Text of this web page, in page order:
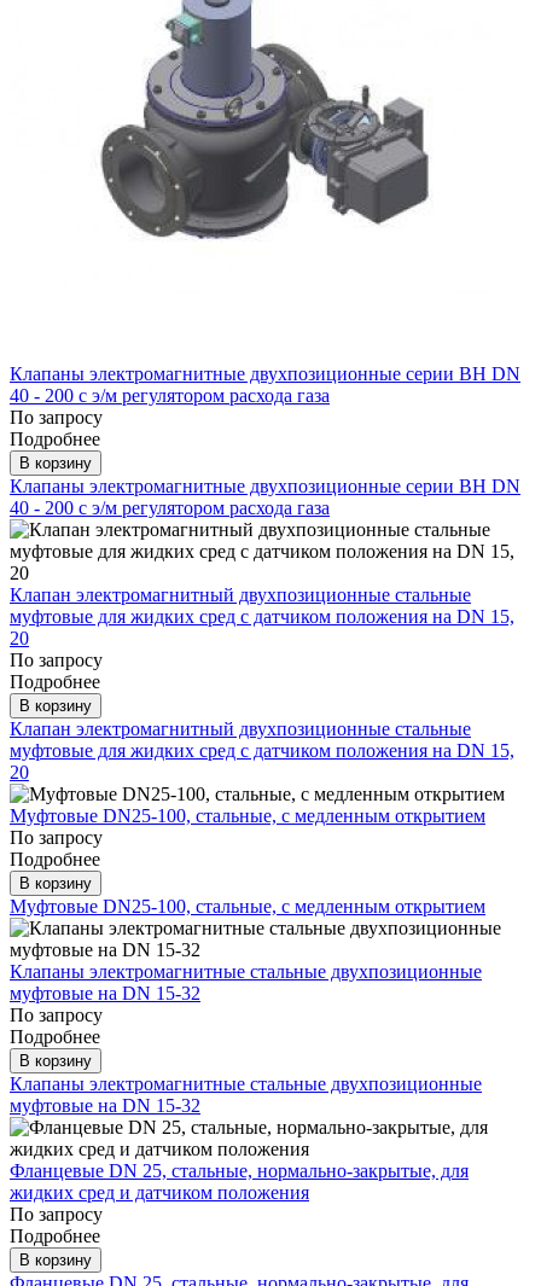
Клапаны электромагнитные двухпозиционные серии ВН DN
40 - 200 с э/м регулятором расхода газа
По запросу
Подробнее
В корзину
Клапаны электромагнитные двухпозиционные серии ВН DN
40 - 200 с э/м регулятором расхода газа
Клапан электромагнитный двухпозиционные стальные
муфтовые для жидких сред с датчиком положения на DN 15,
20
По запросу
Подробнее
В корзину
Клапан электромагнитный двухпозиционные стальные
муфтовые для жидких сред с датчиком положения на DN 15,
20
Муфтовые DN25-100, стальные, с медленным открытием
По запросу
Подробнее
В корзину
Муфтовые DN25-100, стальные, с медленным открытием
Клапаны электромагнитные стальные двухпозиционные
муфтовые на DN 15-32
По запросу
Подробнее
В корзину
Клапаны электромагнитные стальные двухпозиционные
муфтовые на DN 15-32
Фланцевые DN 25, стальные, нормально-закрытые, для
жидких сред и датчиком положения
По запросу
Подробнее
В корзину